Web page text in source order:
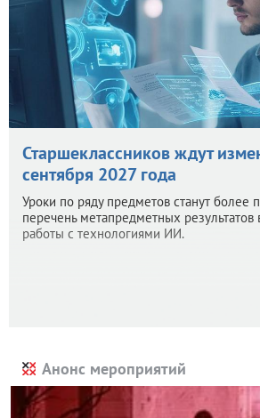
Старшеклассников ждут
сентября 2027 года
Уроки по ряду предметов станут более
перечень метапредметных результатов
работы с технологиями ИИ.
Анонс мероприятий